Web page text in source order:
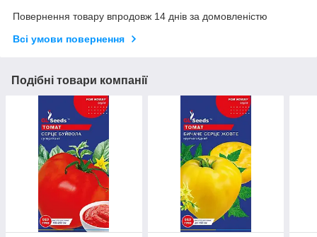
Повернення товару впродовж 14 днів за домовленістю
Всі умови повернення
Подібні товари компанії